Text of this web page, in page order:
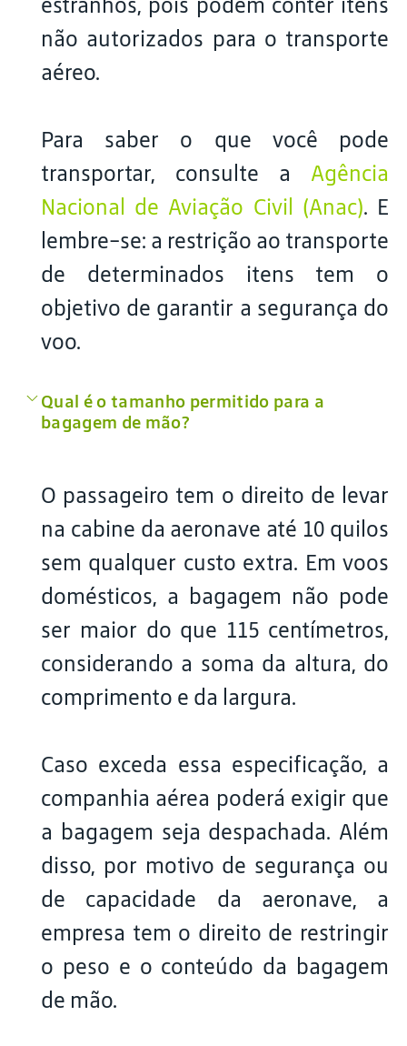
não autorizados para o transporte
aéreo.
Para saber o que você pode
transportar, consulte a Agência
Nacional de Aviação Civil (Anac). E
lembre-se: a restrição ao transporte
de determinados itens tem o
objetivo de garantir a segurança do
voo.
Qual é o tamanho permitido para a
bagagem de mão?
O passageiro tem o direito de levar
na cabine da aeronave até 10 quilos
sem qualquer custo extra. Em voos
domésticos, a bagagem não pode
ser maior do que 115 centímetros,
considerando a soma da altura, do
comprimento e da largura.
Caso exceda essa especificação, a
companhia aérea poderá exigir que
a bagagem seja despachada. Além
disso, por motivo de segurança ou
de capacidade da aeronave, a
empresa tem o direito de restringir
o peso e o conteúdo da bagagem
de mão.